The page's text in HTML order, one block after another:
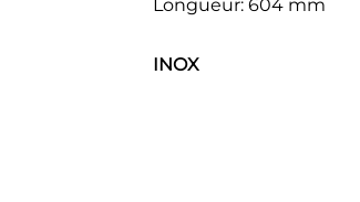
Longueur: 604 mm
INOX